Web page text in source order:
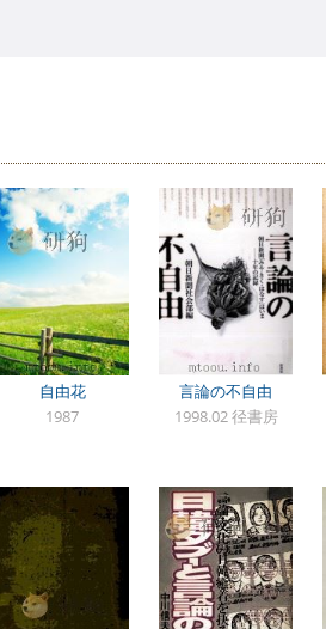
自由花
1987
言論の不自由
1998.02 径書房